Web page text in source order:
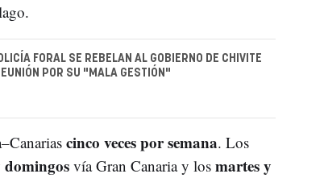
FORAL SE REBELAN AL GOBIERNO DE CHIVITE
POR SU "MALA GESTIÓN"
cinco veces por semana. Los
domingosvía Gran Canaria y los martes y